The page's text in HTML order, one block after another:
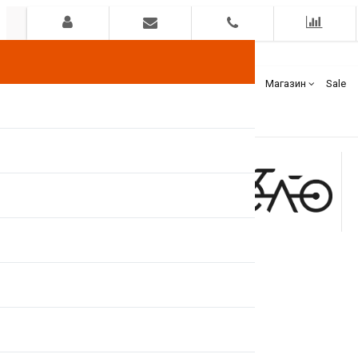
Гарантия Оплата Доставка Бренды Магазин Sale